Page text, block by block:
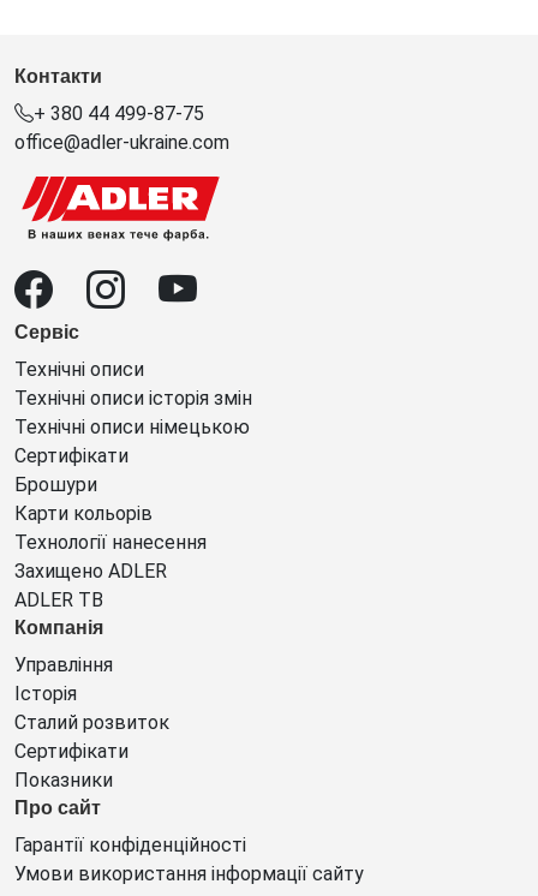
Контакти
+ 380 44 499-87-75
office@adler-ukraine.com
Сервіс
Технічні описи
Технічні описи історія змін
Технічні описи німецькою
Сертифікати
Брошури
Карти кольорів
Технології нанесення
Захищено ADLER
ADLER ТВ
Компанія
Управління
Історія
Сталий розвиток
Сертифікати
Показники
Про сайт
Гарантії конфіденційності
Умови використання інформації сайту